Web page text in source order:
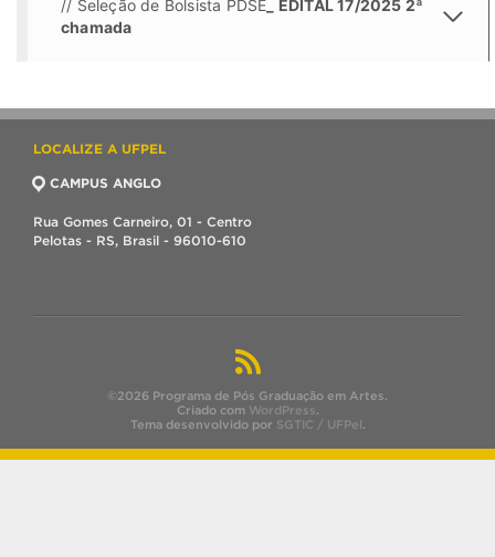
// Seleção de Bolsista PDSE _ EDITAL 17/2025 2ª
chamada
LOCALIZE A UFPEL
CAMPUS ANGLO
Rua Gomes Carneiro, 01 - Centro
Pelotas - RS, Brasil - 96010-610
©2026 Programa de Pós Graduação em Artes.
Criado com WordPress.
Tema desenvolvido por SGTIC / UFPel.